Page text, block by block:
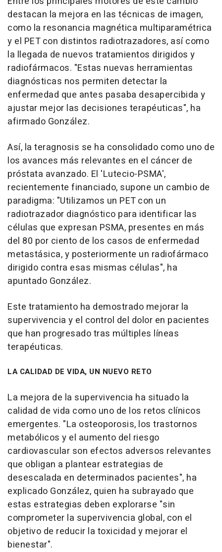
destacan la mejora en las técnicas de imagen,
como la resonancia magnética multiparamétrica
y el PET con distintos radiotrazadores, así como
la llegada de nuevos tratamientos dirigidos y
radiofármacos. "Estas nuevas herramientas
diagnósticas nos permiten detectar la
enfermedad que antes pasaba desapercibida y
ajustar mejor las decisiones terapéuticas", ha
afirmado González.
Así, la teragnosis se ha consolidado como uno de
los avances más relevantes en el cáncer de
próstata avanzado. El 'Lutecio-PSMA',
recientemente financiado, supone un cambio de
paradigma: "Utilizamos un PET con un
radiotrazador diagnóstico para identificar las
células que expresan PSMA, presentes en más
del 80 por ciento de los casos de enfermedad
metastásica, y posteriormente un radiofármaco
dirigido contra esas mismas células", ha
apuntado González.
Este tratamiento ha demostrado mejorar la
supervivencia y el control del dolor en pacientes
que han progresado tras múltiples líneas
terapéuticas.
LA CALIDAD DE VIDA, UN NUEVO RETO
La mejora de la supervivencia ha situado la
calidad de vida como uno de los retos clínicos
emergentes. "La osteoporosis, los trastornos
metabólicos y el aumento del riesgo
cardiovascular son efectos adversos relevantes
que obligan a plantear estrategias de
desescalada en determinados pacientes", ha
explicado González, quien ha subrayado que
estas estrategias deben explorarse "sin
comprometer la supervivencia global, con el
objetivo de reducir la toxicidad y mejorar el
bienestar".